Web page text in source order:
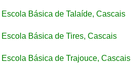
Escola Básica de Talaíde, Cascais
Escola Básica de Tires, Cascais
Escola Básica de Trajouce, Cascais